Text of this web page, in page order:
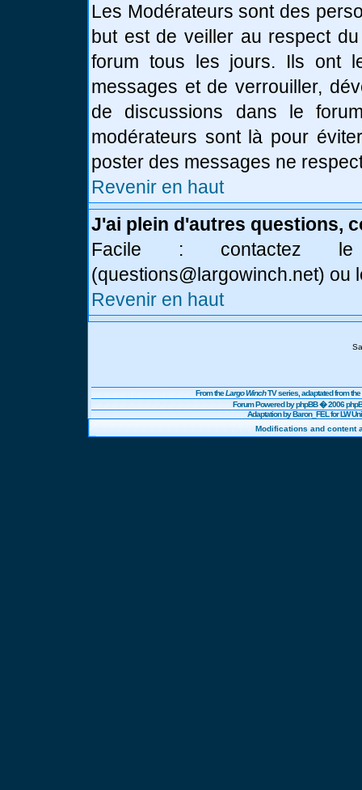
Les Modérateurs sont des
but est de veiller au respect
forum tous les jours. Ils ont
messages et de verrouiller,
de discussions dans le
modérateurs sont là pour
poster des messages ne
Revenir en haut
J'ai plein d'autres questions,
Facile : contactez
(questions@largowinch.net) ou
Revenir en haut
From theLargo WinchTV series, adaptated from
Forum Powered byphpBB� 2006
Adaptation by Baron_FEL for LW
Modifications and content